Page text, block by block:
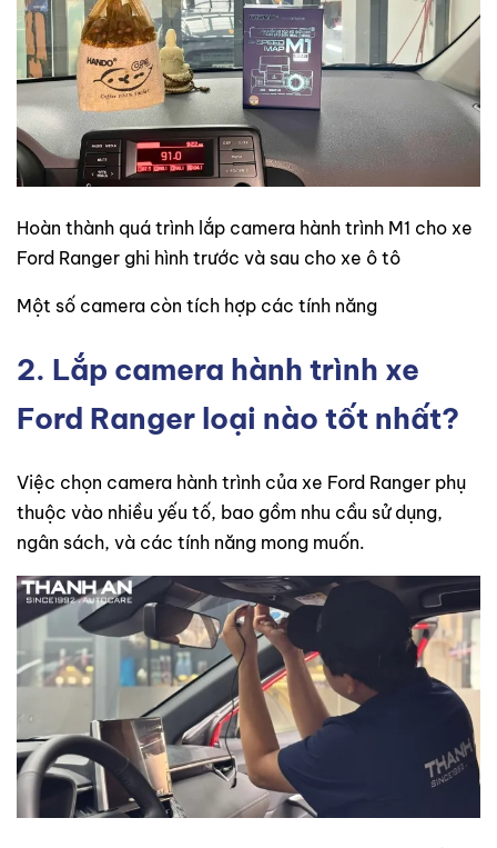
Hoàn thành quá trình lắp camera hành trình M1 cho xe
Ford Ranger ghi hình trước và sau cho xe ô tô
Một số camera còn tích hợp các tính năng
2. Lắp camera hành trình xe
Ford Ranger loại nào tốt nhất?
Việc chọn camera hành trình của xe Ford Ranger phụ
thuộc vào nhiều yếu tố, bao gồm nhu cầu sử dụng,
ngân sách, và các tính năng mong muốn.